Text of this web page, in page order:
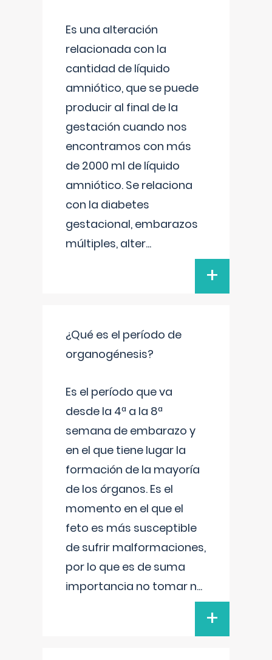
Es una alteración
relacionada con la
cantidad de líquido
amniótico, que se puede
producir al final de la
gestación cuando nos
encontramos con más
de 2000 ml de líquido
amniótico. Se relaciona
con la diabetes
gestacional, embarazos
múltiples, alter...
+
¿Qué es el período de
organogénesis?
Es el período que va
desde la 4ª a la 8ª
semana de embarazo y
en el que tiene lugar la
formación de la mayoría
de los órganos. Es el
momento en el que el
feto es más susceptible
de sufrir malformaciones,
por lo que es de suma
importancia no tomar n...
+